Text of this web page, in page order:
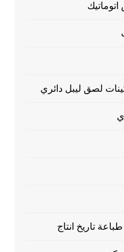
لصق ليبل دائري
تاريخ انتاج